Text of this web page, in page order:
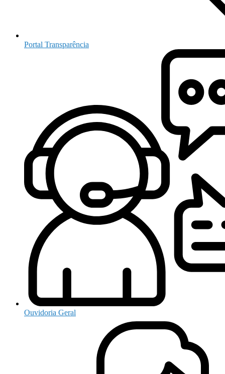
Portal Transparência
Ouvidoria Geral